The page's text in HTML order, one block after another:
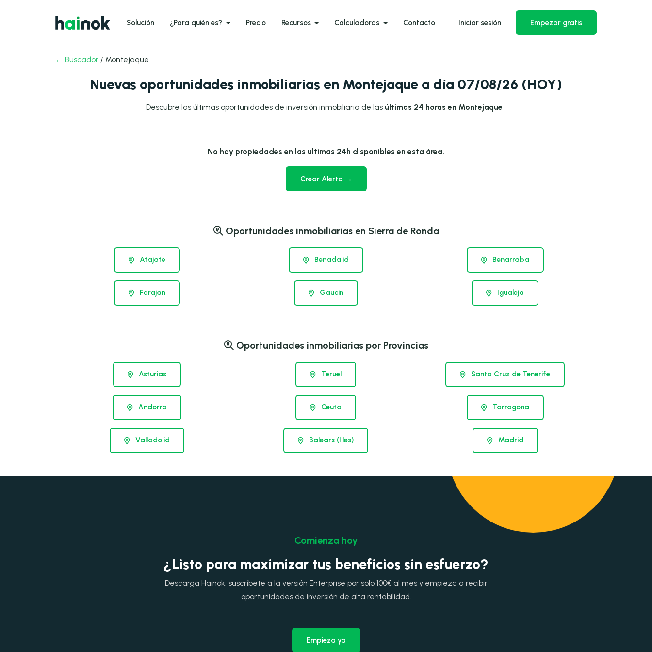
Solución ¿Para quién es? Precio Recursos Calculadoras Contacto Iniciar sesión Empezar gratis
← Buscador / Montejaque
Nuevas oportunidades inmobiliarias en Montejaque a día 07/08/26 (HOY)
Descubre las últimas oportunidades de inversión inmobiliaria de las últimas 24 horas en Montejaque .
No hay propiedades en las últimas 24h disponibles en esta área.
Crear Alerta →
Oportunidades inmobiliarias en Sierra de Ronda
Atajate Benadalid Benarraba
Farajan Gaucin Igualeja
Oportunidades inmobiliarias por Provincias
Asturias Teruel Santa Cruz de Tenerife
Andorra Ceuta Tarragona
Valladolid Balears (Illes) Madrid
Comienza hoy
¿Listo para maximizar tus beneficios sin esfuerzo?
Descarga Hainok, suscríbete a la versión Enterprise por solo 100€ al mes y empieza a recibir
oportunidades de inversión de alta rentabilidad.
Empieza ya